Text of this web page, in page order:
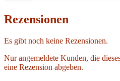
Rezensionen
Es gibt noch keine Rezensionen.
Nur angemeldete Kunden, die
eine Rezension abgeben.